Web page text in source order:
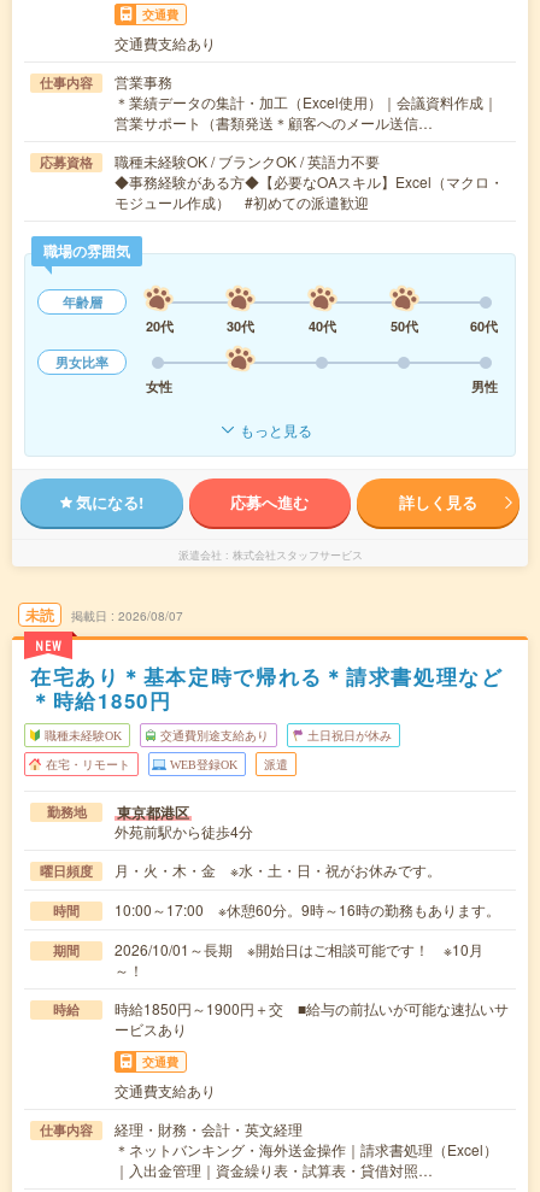
交通費
交通費支給あり
仕事内容
営業事務
＊業績データの集計・加工（Excel使用）｜会議資料作成｜
営業サポート（書類発送＊顧客へのメール送信…
応募資格
職種未経験OK / ブランクOK / 英語力不要
◆事務経験がある方◆【必要なOAスキル】Excel（マクロ・
モジュール作成） #初めての派遣歓迎
職場の雰囲気
年齢層
20代
30代 40代 50代
60代
男女比率
女性
男性
もっと見る
気になる! 応募へ進む 詳しく見る
派遣会社 株式会社スタッフサービス
未読
NEW
掲載日 2026/08/07
在宅あり＊基本定時で帰れる＊請求書処理など
＊時給1850円
職種未経験OK 交通費別途支給あり 土日祝日が休み
在宅・リモート WEB登録OK 派遣
勤務地 東京都港区
外苑前駅から徒歩4分
曜日頻度 月・火・木・金 ※水・土・日・祝がお休みです。
時間 10:00～17:00 ※休憩60分。9時～16時の勤務もあります。
期間
2026/10/01～長期 ※開始日はご相談可能です！ ※10月
～！
時給
時給1850円～1900円＋交 ■給与の前払いが可能な速払いサ
ービスあり
交通費
交通費支給あり
仕事内容
経理・財務・会計・英文経理
＊ネットバンキング・海外送金操作｜請求書処理（Excel）
｜入出金管理｜資金繰り表・試算表・貸借対照…